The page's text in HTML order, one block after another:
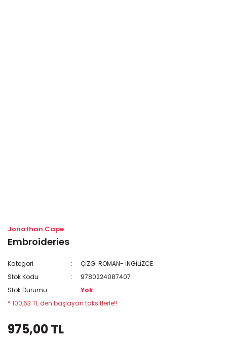
Jonathan Cape
Embroideries
Kategori
ÇİZGİ ROMAN- İNGİLİZCE
Stok Kodu
9780224087407
Stok Durumu
Yok
* 100,63 TL den başlayan taksitlerle!!
975,00 TL